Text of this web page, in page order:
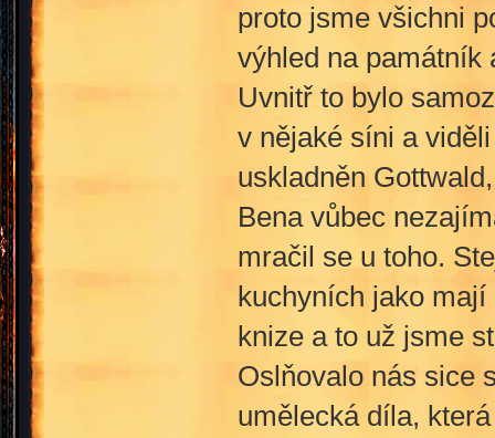
proto jsme všichni
výhled na památník
Uvnitř to bylo
v nějaké síni a
uskladněn
Bena vůbec
mračil se u toho.
kuchyních jako
knize a to už jsme
Oslňovalo nás sice
umělecká díla,